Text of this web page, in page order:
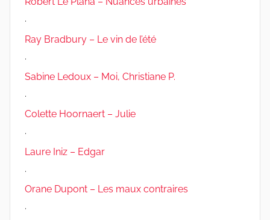
.
Ray Bradbury – Le vin de l’été
.
Sabine Ledoux – Moi, Christiane P.
.
Colette Hoornaert – Julie
.
Laure Iniz – Edgar
.
Orane Dupont – Les maux contraires
.